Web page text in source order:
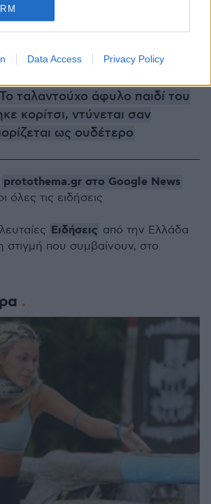
Data Access Privacy Policy
Εθιστικό σαν ζάχαρη - Πώς...
απίστευτα χαμηλές τιμές
ταλαντούχο άφυλο παιδί του
κορίτσι, ντύνεται σαν
ως ουδέτερο
protothema.gr στο Google News
όλες τις ειδήσεις
Ειδήσεις από την Ελλάδα
στιγμή που συμβαίνουν, στο